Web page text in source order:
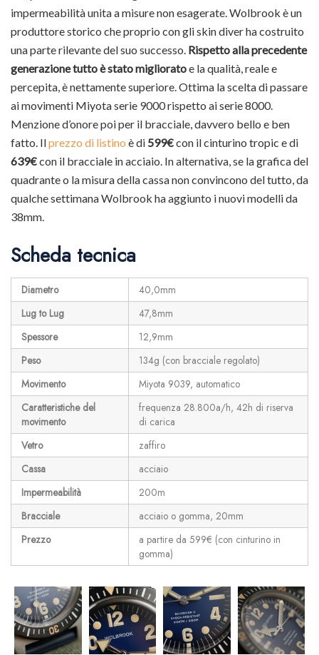
impermeabilità unita a misure non esagerate. Wolbrook è un
produttore storico che proprio con gli skin diver ha costruito
una parte rilevante del suo successo. Rispetto alla precedente
generazione tutto è stato miglioratoe la qualità, reale e
percepita, è nettamente superiore. Ottima la scelta di passare
ai movimenti Miyota serie 9000 rispetto ai serie 8000.
Menzione d’onore poi per il bracciale, davvero bello e ben
fatto. Ilprezzo di listino è di 599€con il cinturino tropic e di
639€con il bracciale in acciaio. In alternativa, se la grafica del
quadrante o la misura della cassa non convincono del tutto, da
qualche settimana Wolbrook ha aggiunto i nuovi modelli da
38mm.
Scheda tecnica
Diametro
40,0mm
Lug to Lug
47,8mm
Spessore
12,9mm
Peso
134g (con bracciale regolato)
Movimento
Miyota 9039, automatico
Caratteristiche del
movimento
frequenza 28.800a/h, 42h di riserva
di carica
Vetro
zaffiro
Cassa
acciaio
Impermeabilità
200m
Bracciale
acciaio o gomma, 20mm
Prezzo
a partire da 599€ (con cinturino in
gomma)